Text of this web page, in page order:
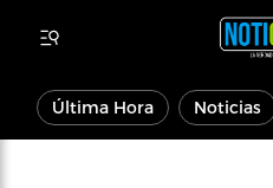
Última Hora Noticias